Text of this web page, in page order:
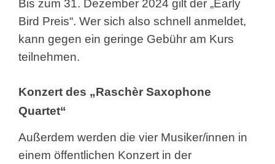
Bis zum 31. Dezember 2024 gilt der „Early
Bird Preis“. Wer sich also schnell anmeldet,
kann gegen ein geringe Gebühr am Kurs
teilnehmen.
Konzert des „Raschèr Saxophone
Quartet“
Außerdem werden die vier Musiker/innen in
einem öffentlichen Konzert in der